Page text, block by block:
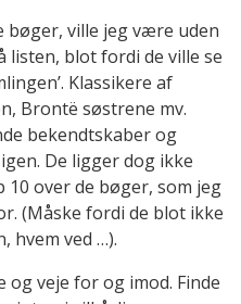
bøger, ville jeg være uden
listen, blot fordi de ville se
Klassikere af
Brontë søstrene mv.
bekendtskaber og
De ligger dog ikke
over de bøger, som jeg
(Måske fordi de blot ikke
hvem ved …).
veje for og imod. Finde